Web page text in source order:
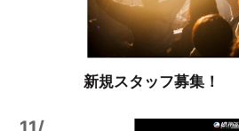
新規スタッフ募集！